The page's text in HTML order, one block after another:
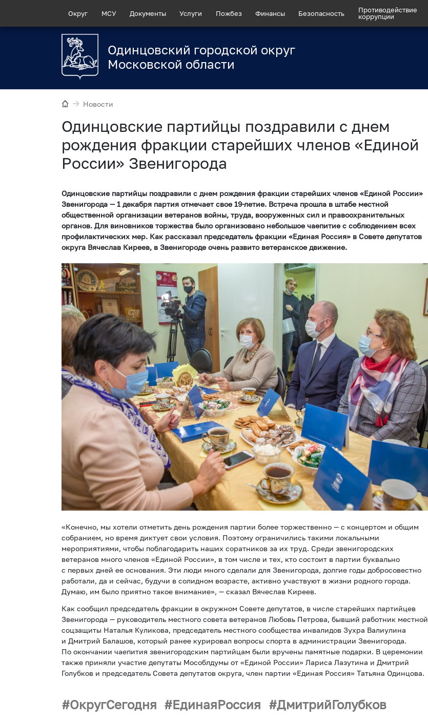
Округ МСУ Документы Услуги Пожбез Финансы Безопасность
Противодействие
коррупции
Одинцовский городской округ
Московской области
Новости
Одинцовские партийцы поздравили с днем
рождения фракции старейших членов «Единой
России» Звенигорода
Одинцовские партийцы поздравили с днем рождения фракции старейших членов «Единой России»
Звенигорода — 1 декабря партия отмечает свое 19-летие. Встреча прошла в штабе местной
общественной организации ветеранов войны, труда, вооруженных сил и правоохранительных
органов. Для виновников торжества было организовано небольшое чаепитие с соблюдением всех
профилактических мер. Как рассказал председатель фракции «Единая Россия» в Совете депутатов
округа Вячеслав Киреев, в Звенигороде очень развито ветеранское движение.
«Конечно, мы хотели отметить день рождения партии более торжественно — с концертом и общим
собранием, но время диктует свои условия. Поэтому ограничились такими локальными
мероприятиями, чтобы поблагодарить наших соратников за их труд. Среди звенигородских
ветеранов много членов «Единой России», в том числе и тех, кто состоит в партии буквально
с первых дней ее основания. Эти люди много сделали для Звенигорода, долгие годы добросовестно
работали, да и сейчас, будучи в солидном возрасте, активно участвуют в жизни родного города.
Думаю, им было приятно такое внимание», — сказал Вячеслав Киреев.
Как сообщил председатель фракции в окружном Совете депутатов, в числе старейших партийцев
Звенигорода — руководитель местного совета ветеранов Любовь Петрова, бывший работник местной
соцзащиты Наталья Куликова, председатель местного сообщества инвалидов Зухра Валиулина
и Дмитрий Балашов, который ранее курировал вопросы спорта в администрации Звенигорода.
По окончании чаепития звенигородским партийцам были вручены памятные подарки. В церемонии
также приняли участие депутаты Мособлдумы от «Единой России» Лариса Лазутина и Дмитрий
Голубков и председатель Совета депутатов округа, член партии «Единая Россия» Татьяна Одинцова.
ОкругСегодня ЕдинаяРоссия
ДмитрийГолубков